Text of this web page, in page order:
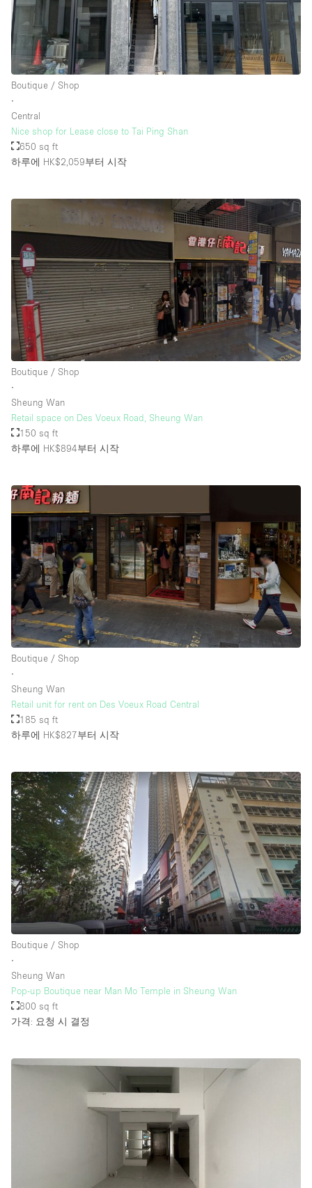
층 / 접근성:
지하층
쇼핑몰
윗층
Boutique / Shop
∙
Central
Nice shop for Lease close to Tai Ping Shan
650 sq ft
하루에 HK$2,059부터 시작
Boutique / Shop
∙
Sheung Wan
Retail space on Des Voeux Road, Sheung Wan
150 sq ft
하루에 HK$894부터 시작
Boutique / Shop
∙
Sheung Wan
Retail unit for rent on Des Voeux Road Central
185 sq ft
하루에 HK$827부터 시작
Boutique / Shop
∙
Sheung Wan
Pop-up Boutique near Man Mo Temple in Sheung Wan
800 sq ft
가격: 요청 시 결정